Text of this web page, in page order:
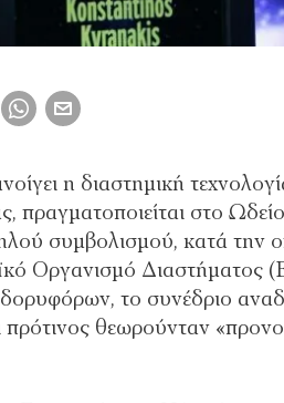
η διαστημική
πραγματοποιείται στο
συμβολισμού, κατά την
Οργανισμό Διαστήματος
το συνέδριο
θεωρούνταν